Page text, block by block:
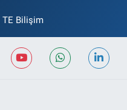
TE Bilişim